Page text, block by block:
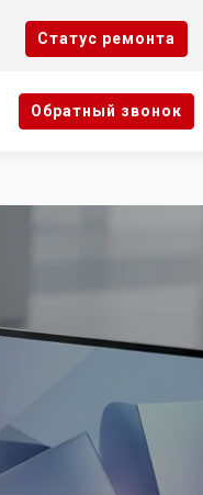
Cтатус ремонта
Oбратный звонок